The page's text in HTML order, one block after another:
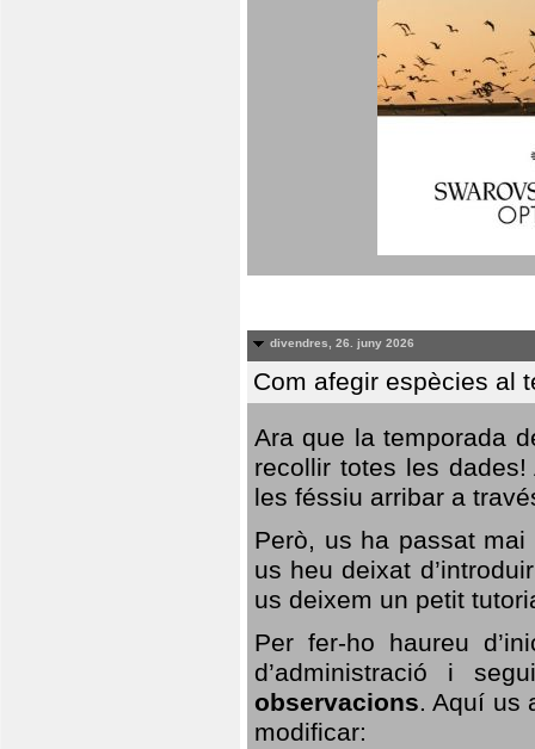
divendres, 26. juny 2026
Com afegir espècies al
Ara que la temporada
recollir totes les
les féssiu arribar a
Però, us ha passat
us heu deixat
us deixem un petit
Per fer-ho haureu
d’administració i
observacions. Aquí us
modificar: